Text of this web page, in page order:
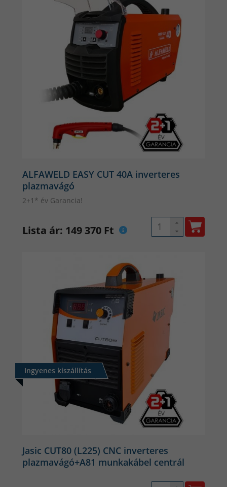
azonban több, mint megfelelő. Ha a plazmavágó ár is
fontos szempont, akkor itt kedvezőbb számokkal
találkozhatunk. Méretüket és súlyukat tekintve könnyűek,
egyes példányaik egy kézzel is egyszerűen használhatóak,
amely fontos szempont, ha a mobilitást tekintjük
elsődlegesnek. Szerencsére a méret egyáltalán nem
befolyásoló tényezője a plazmavágó gép élettartamának.
Nagyobb, ipari felhasználásra készült plazmavágók közül is
érdemes a minőségi darabokat választani, hiszen a
kopóalkatrészek folytonos cseréje magasabb végárat fog
eredményezni, mint egy jobb, márkás gép lett volna
eredeti áron. Egy minőségi plazmavágó ár szempontjából is
a legjobb választás hosszabb távon gondolkodva.
ALFAWELD EASY CUT 40A inverteres
plazmavágó
2+1* év Garancia!
Lista ár: 149 370 Ft
Ingyenes kiszállítás
Jasic CUT80 (L225) CNC inverteres
plazmavágó+A81 munkakábel centrál